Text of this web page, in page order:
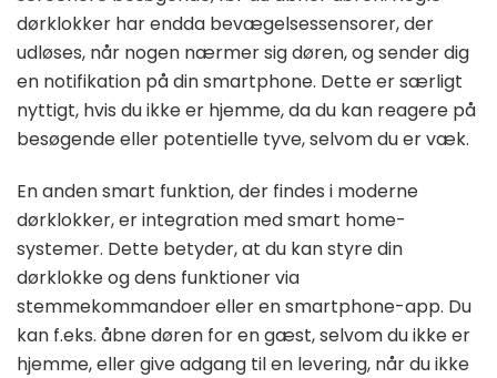
dørklokker har endda bevægelsessensorer, der
udløses, når nogen nærmer sig døren, og sender dig
en notifikation på din smartphone. Dette er særligt
nyttigt, hvis du ikke er hjemme, da du kan reagere på
besøgende eller potentielle tyve, selvom du er væk.
En anden smart funktion, der findes i moderne
dørklokker, er integration med smart home-
systemer. Dette betyder, at du kan styre din
dørklokke og dens funktioner via
stemmekommandoer eller en smartphone-app. Du
kan f.eks. åbne døren for en gæst, selvom du ikke er
hjemme, eller give adgang til en levering, når du ikke